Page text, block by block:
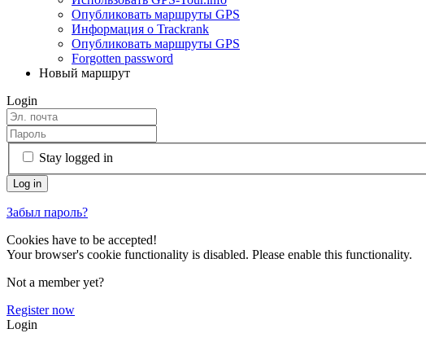
Опубликовать маршруты GPS
Информация о Trackrank
Опубликовать маршруты GPS
Forgotten password
Новый маршрут
Login
Stay logged in
Забыл пароль?
Cookies have to be accepted!
Your browser's cookie functionality is disabled. Please enable this functionality.
Not a member yet?
Register now
Login